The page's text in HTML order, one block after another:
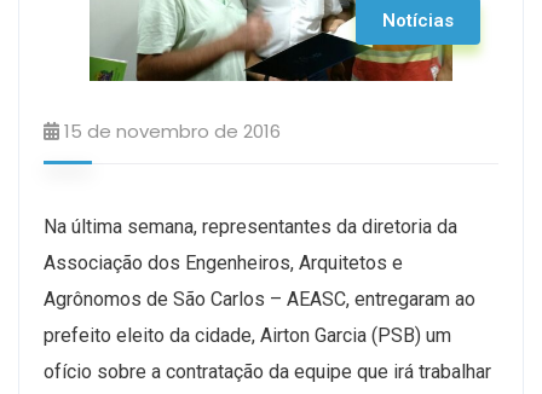
Notícias
15 de novembro de 2016
Na última semana, representantes da diretoria da
Associação dos Engenheiros, Arquitetos e
Agrônomos de São Carlos – AEASC, entregaram ao
prefeito eleito da cidade, Airton Garcia (PSB) um
ofício sobre a contratação da equipe que irá trabalhar